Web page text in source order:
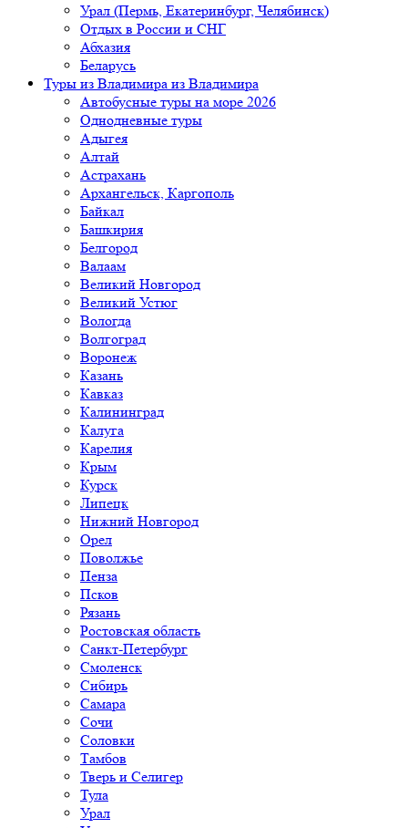
Урал (Пермь, Екатеринбург, Челябинск)
Отдых в России и СНГ
Абхазия
Беларусь
Туры из Владимира из Владимира
Автобусные туры на море 2026
Однодневные туры
Адыгея
Алтай
Астрахань
Архангельск, Каргополь
Байкал
Башкирия
Белгород
Валаам
Великий Новгород
Великий Устюг
Вологда
Волгоград
Воронеж
Казань
Кавказ
Калининград
Калуга
Карелия
Крым
Курск
Липецк
Нижний Новгород
Орел
Поволжье
Пенза
Псков
Рязань
Ростовская область
Санкт-Петербург
Смоленск
Сибирь
Самара
Сочи
Соловки
Тамбов
Тверь и Селигер
Тула
Урал